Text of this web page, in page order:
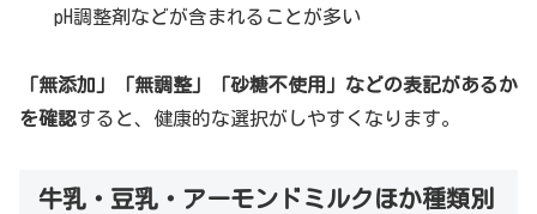
pH調整剤などが含まれることが多い
「無添加」「無調整」「砂糖不使用」などの表記があるか
を確認すると、健康的な選択がしやすくなります。
牛乳・豆乳・アーモンドミルクほか種類別